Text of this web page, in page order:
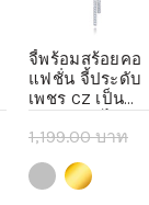
จี้พร้อมสร้อยคอ
แฟชั่น จี้ประดับ
เพชร CZ เป็น
เรียบหรู แฟชั่น
จิลเวลรี่ รุ่น MNC-
BN068 - จี้ห้อยค
1,199.00 บาท
205.00 บาท
Select